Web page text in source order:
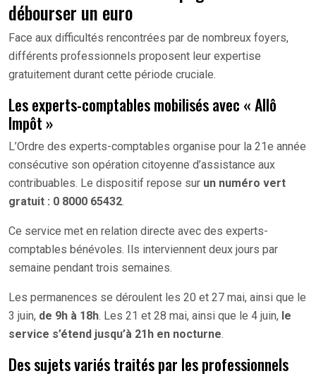
débourser un euro
Face aux difficultés rencontrées par de nombreux foyers,
différents professionnels proposent leur expertise
gratuitement durant cette période cruciale.
Les experts-comptables mobilisés avec « Allô
Impôt »
L’Ordre des experts-comptables organise pour la 21e année
consécutive son opération citoyenne d’assistance aux
contribuables. Le dispositif repose sur un numéro vert
gratuit : 0 8000 65432.
Ce service met en relation directe avec des experts-
comptables bénévoles. Ils interviennent deux jours par
semaine pendant trois semaines.
Les permanences se déroulent les 20 et 27 mai, ainsi que le
3 juin, de 9h à 18h. Les 21 et 28 mai, ainsi que le 4 juin, le
service s’étend jusqu’à 21h en nocturne.
Des sujets variés traités par les professionnels